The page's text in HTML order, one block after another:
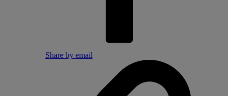
Share by email